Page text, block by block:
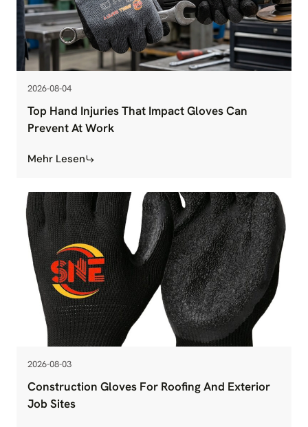
2026-08-04
Top Hand Injuries That Impact Gloves Can
Prevent At Work
Mehr Lesen
2026-08-03
Construction Gloves For Roofing And Exterior
Job Sites